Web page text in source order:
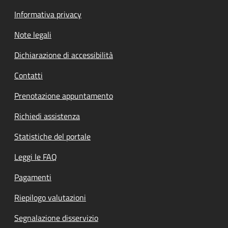
Informativa privacy
Note legali
Dichiarazione di accessibilità
Contatti
Prenotazione appuntamento
Richiedi assistenza
Statistiche del portale
Leggi le FAQ
Pagamenti
Riepilogo valutazioni
Segnalazione disservizio